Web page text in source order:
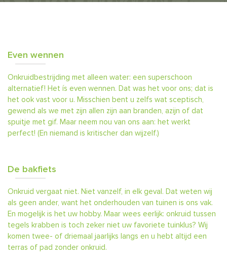
Even wennen
Onkruidbestrijding met alleen water: een superschoon
alternatief! Het ís even wennen. Dat was het voor ons; dat is
het ook vast voor u. Misschien bent u zelfs wat sceptisch,
gewend als we met zijn allen zijn aan branden, azijn of dat
spuitje met gif. Maar neem nou van ons aan: het werkt
perfect! (En niemand is kritischer dan wijzelf.)
De bakfiets
Onkruid vergaat niet. Niet vanzelf, in elk geval. Dat weten wij
als geen ander, want het onderhouden van tuinen is ons vak.
En mogelijk is het uw hobby. Maar wees eerlijk: onkruid tussen
tegels krabben is toch zeker niet uw favoriete tuinklus? Wij
komen twee- of driemaal jaarlijks langs en u hebt altijd een
terras of pad zonder onkruid.